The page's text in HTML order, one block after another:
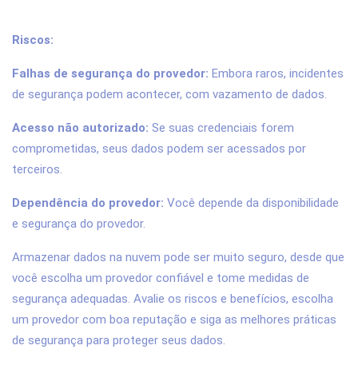
Riscos:
Falhas de segurança do provedor: Embora raros, incidentes
de segurança podem acontecer, com vazamento de dados.
Acesso não autorizado: Se suas credenciais forem
comprometidas, seus dados podem ser acessados por
terceiros.
Dependência do provedor: Você depende da disponibilidade
e segurança do provedor.
Armazenar dados na nuvem pode ser muito seguro, desde que
você escolha um provedor confiável e tome medidas de
segurança adequadas. Avalie os riscos e benefícios, escolha
um provedor com boa reputação e siga as melhores práticas
de segurança para proteger seus dados.